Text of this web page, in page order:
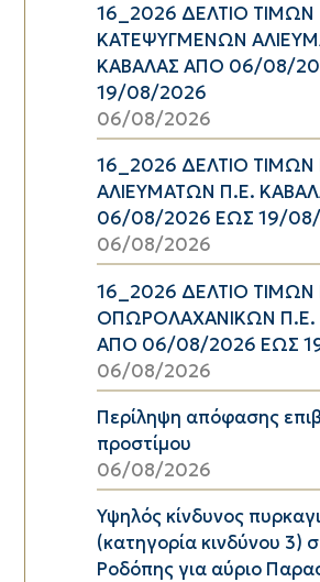
16_2026 ΔΕΛΤΙΟ ΤΙΜΩΝ
ΚΑΤΕΨΥΓΜΕΝΩΝ
ΚΑΒΑΛΑΣ ΑΠΟ 06/08/
19/08/2026
06/08/2026
16_2026 ΔΕΛΤΙΟ
ΑΛΙΕΥΜΑΤΩΝ Π.Ε.
06/08/2026 ΕΩΣ 19/
06/08/2026
16_2026 ΔΕΛΤΙΟ
ΟΠΩΡΟΛΑΧΑΝΙΚΩΝ Π.Ε.
ΑΠΟ 06/08/2026 ΕΩΣ
06/08/2026
Περίληψη απόφασης
προστίμου
06/08/2026
Υψηλός κίνδυνος
(κατηγορία κινδύνου 3)
Ροδόπης για αύριο